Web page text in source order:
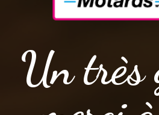
Un très